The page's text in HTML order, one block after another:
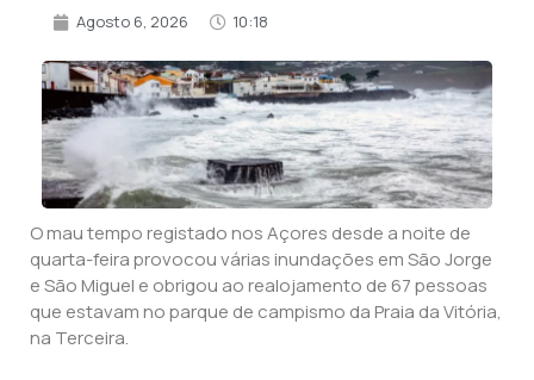
Agosto 6, 2026 10:18
O mau tempo registado nos Açores desde a noite de
quarta-feira provocou várias inundações em São Jorge
e São Miguel e obrigou ao realojamento de 67 pessoas
que estavam no parque de campismo da Praia da Vitória,
na Terceira.